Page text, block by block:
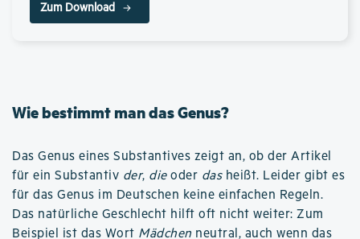
Zum Download
Wie bestimmt man das Genus?
Das Genus eines Substantives zeigt an, ob der Artikel
für ein Substantiv der, dieoder dasheißt. Leider gibt es
für das Genus im Deutschen keine einfachen Regeln.
Das natürliche Geschlecht hilft oft nicht weiter: Zum
Beispiel ist das Wort Mädchen neutral, auch wenn das